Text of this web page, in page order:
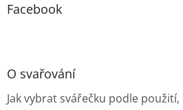
Facebook
O svařování
Jak vybrat svářečku podle